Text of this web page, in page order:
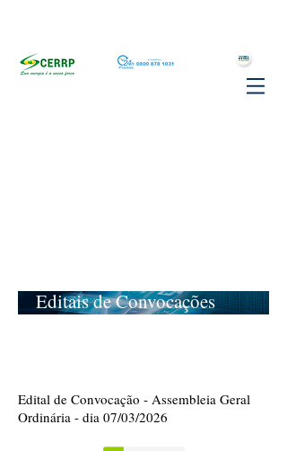
Editais de Convocações
Edital de Convocação - Assembleia Geral
Ordinária - dia 07/03/2026